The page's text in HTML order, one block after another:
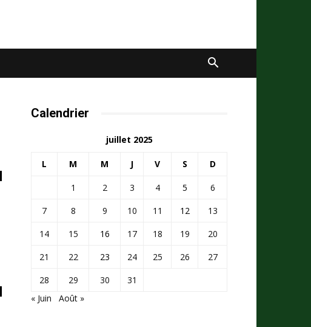
Calendrier
juillet 2025
L M M J V S D
1 2 3 4 5
6
7
8 9 10 11 12
13
14
15 16 17 18 19
20
21
22 23 24 25 26
27
28
29 30
31
« Juin
Août »